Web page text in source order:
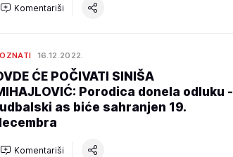
Komentariši
16.12.2022.
ĆE POČIVATI SINIŠA
Porodica donela odluku -
as biće sahranjen 19.
Komentariši